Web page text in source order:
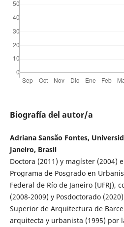
Biografía del autor/a
Adriana Sansão Fontes,
Janeiro, Brasil
Doctora (2011) y magíster (2004)
Programa de Posgrado en
Federal de Río de Janeiro (UFRJ),
(2008-2009) y Posdoctorado
Superior de Arquitectura de
arquitecta y urbanista (1995) por